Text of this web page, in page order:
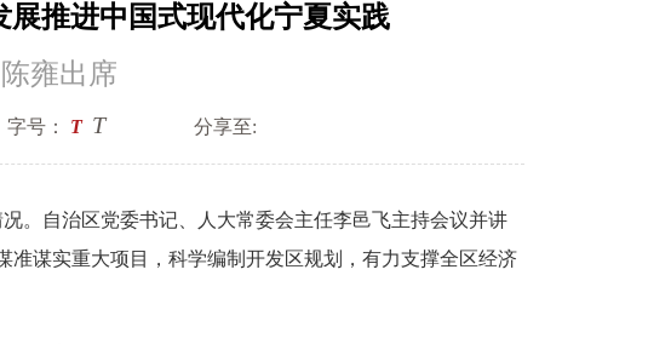
推进中国式现代化宁夏实践
雍出席
字号： T T 分享至:
。自治区党委书记、人大常委会主任李邑飞主持会议并讲
谋实重大项目，科学编制开发区规划，有力支撑全区经济